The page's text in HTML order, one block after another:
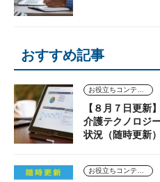
おすすめ記事
【８月７日更新
介護テクノロジ
状況（随時更新）